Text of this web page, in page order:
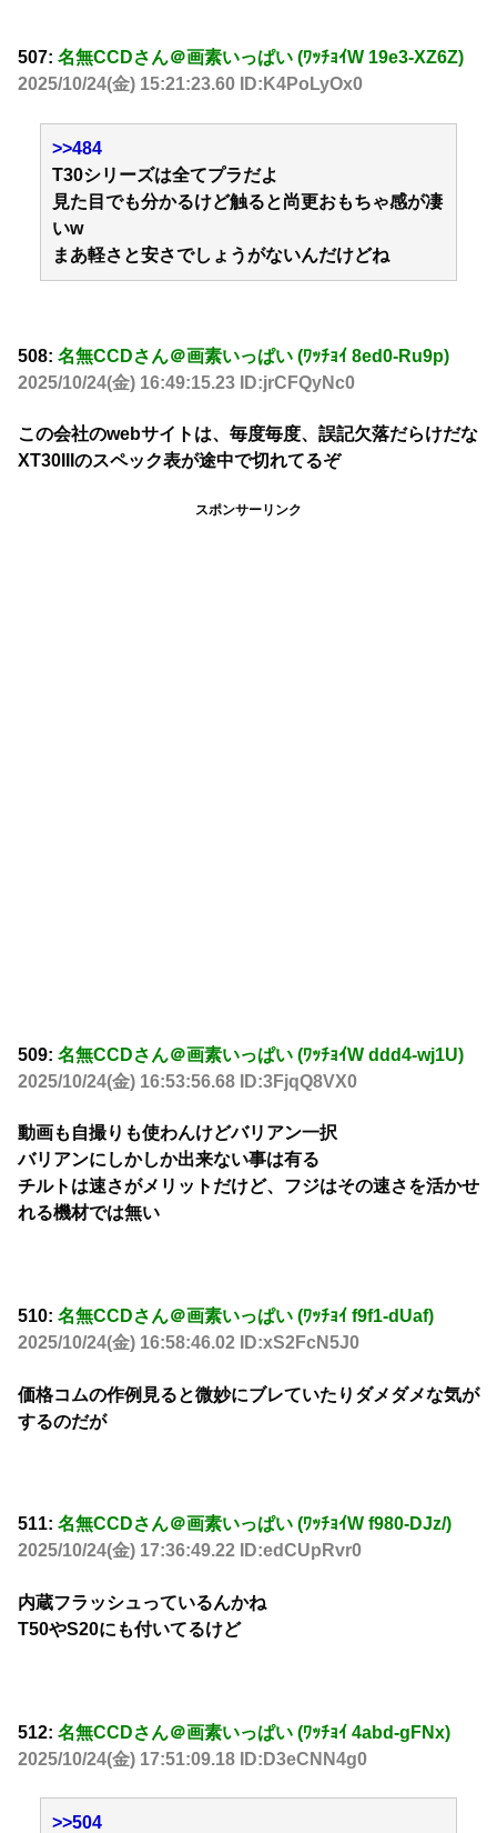
507: 名無CCDさん＠画素いっぱい (ﾜｯﾁｮｲW 19e3-XZ6Z)
2025/10/24(金) 15:21:23.60 ID:K4PoLyOx0
>>484
T30シリーズは全てプラだよ
見た目でも分かるけど触ると尚更おもちゃ感が凄
いw
まあ軽さと安さでしょうがないんだけどね
508: 名無CCDさん＠画素いっぱい (ﾜｯﾁｮｲ 8ed0-Ru9p)
2025/10/24(金) 16:49:15.23 ID:jrCFQyNc0
この会社のwebサイトは、毎度毎度、誤記欠落だらけだな
XT30IIIのスペック表が途中で切れてるぞ
スポンサーリンク
509: 名無CCDさん＠画素いっぱい (ﾜｯﾁｮｲW ddd4-wj1U)
2025/10/24(金) 16:53:56.68 ID:3FjqQ8VX0
動画も自撮りも使わんけどバリアン一択
バリアンにしかしか出来ない事は有る
チルトは速さがメリットだけど、フジはその速さを活かせ
れる機材では無い
510: 名無CCDさん＠画素いっぱい (ﾜｯﾁｮｲ f9f1-dUaf)
2025/10/24(金) 16:58:46.02 ID:xS2FcN5J0
価格コムの作例見ると微妙にブレていたりダメダメな気が
するのだが
511: 名無CCDさん＠画素いっぱい (ﾜｯﾁｮｲW f980-DJz/)
2025/10/24(金) 17:36:49.22 ID:edCUpRvr0
内蔵フラッシュっているんかね
T50やS20にも付いてるけど
512: 名無CCDさん＠画素いっぱい (ﾜｯﾁｮｲ 4abd-gFNx)
2025/10/24(金) 17:51:09.18 ID:D3eCNN4g0
>>504